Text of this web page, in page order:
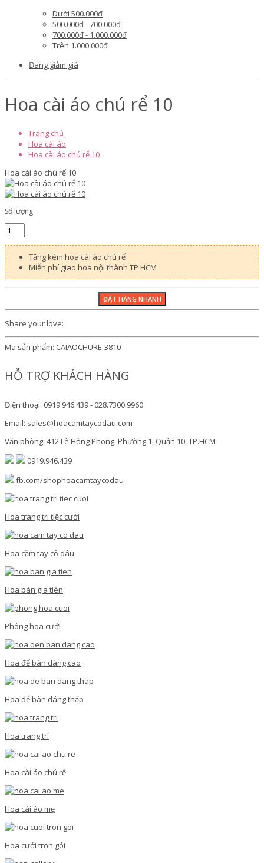
Dưới 500.000đ
500.000đ - 700.000đ
700.000đ - 1.000.000đ
Trên 1.000.000đ
Đang giảm giá
Hoa cài áo chú rể 10
Trang chủ
Hoa cài áo
Hoa cài áo chú rể 10
Hoa cài áo chú rể 10
Số lượng
Tặng kèm hoa cài áo chú rể
Miễn phí giao hoa nội thành TP HCM
Share your love:
Mã sản phẩm: CAIAOCHURE-3810
HỖ TRỢ KHÁCH HÀNG
Điện thoại: 0919.946.439 - 028.7300.9960
Email: sales@hoacamtaycodau.com
Văn phòng: 412 Lê Hồng Phong, Phường 1, Quận 10, TP.HCM
0919.946.439
fb.com/shophoacamtaycodau
Hoa trang trí tiệc cưới
Hoa cầm tay cô dâu
Hoa bàn gia tiên
Phông hoa cưới
Hoa để bàn dáng cao
Hoa để bàn dáng thấp
Hoa trang trí
Hoa cài áo chú rể
Hoa cài áo mẹ
Hoa cưới trọn gói